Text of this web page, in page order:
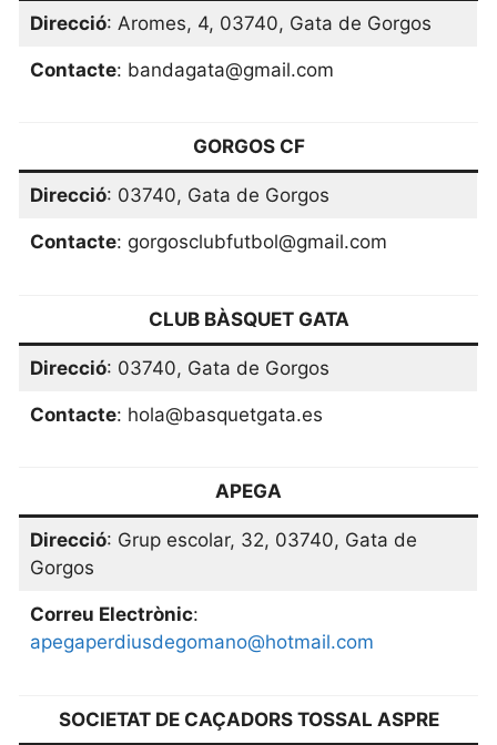
Direcció: Aromes, 4, 03740, Gata de Gorgos
Contacte: bandagata@gmail.com
GORGOS CF
Direcció: 03740, Gata de Gorgos
Contacte: gorgosclubfutbol@gmail.com
CLUB BÀSQUET GATA
Direcció: 03740, Gata de Gorgos
Contacte: hola@basquetgata.es
APEGA
Direcció: Grup escolar, 32, 03740, Gata de
Gorgos
Correu Electrònic:
apegaperdiusdegomano@hotmail.com
SOCIETAT DE CAÇADORS TOSSAL ASPRE